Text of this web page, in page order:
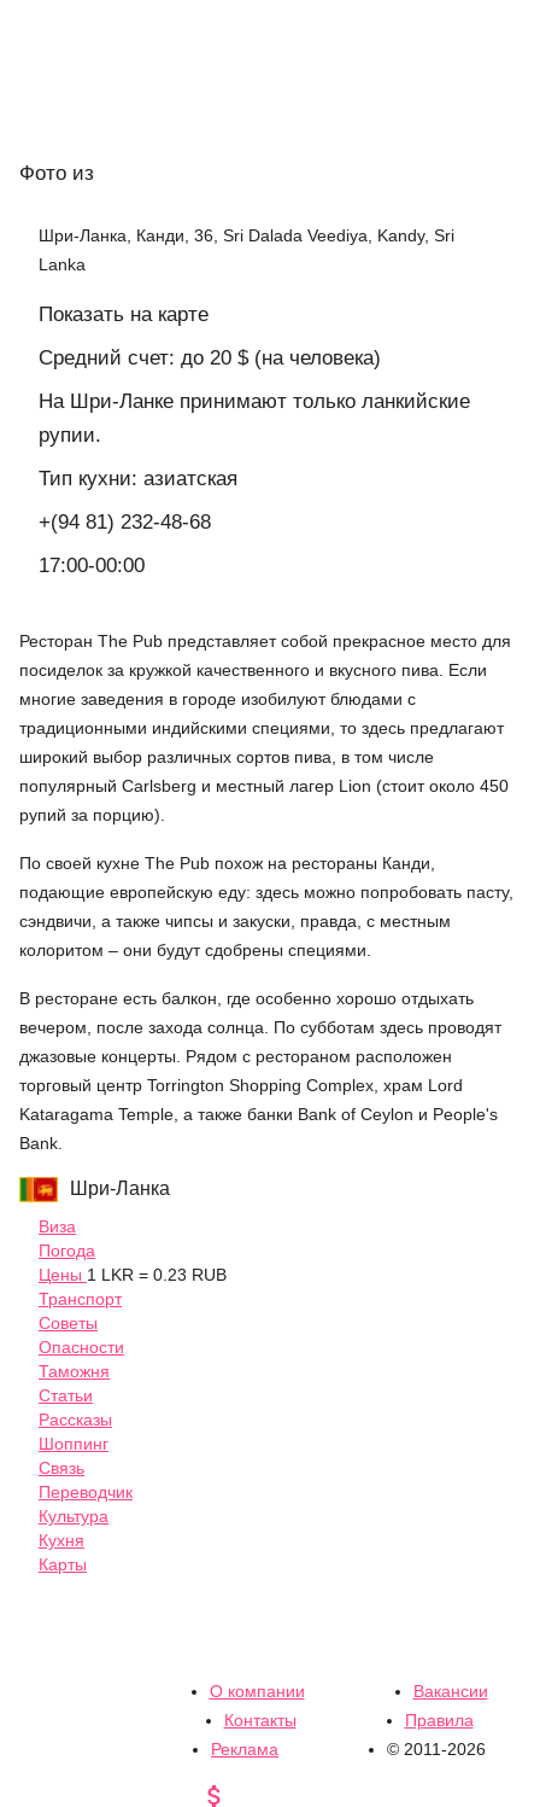
Фото из
Шри-Ланка, Канди, 36, Sri Dalada Veediya, Kandy, Sri
Lanka
Показать на карте
Средний счет: до 20 $ (на человека)
На Шри-Ланке принимают только ланкийские
рупии.
Тип кухни: азиатская
+(94 81) 232-48-68
17:00-00:00
Ресторан The Pub представляет собой прекрасное место для
посиделок за кружкой качественного и вкусного пива. Если
многие заведения в городе изобилуют блюдами с
традиционными индийскими специями, то здесь предлагают
широкий выбор различных сортов пива, в том числе
популярный Carlsberg и местный лагер Lion (стоит около 450
рупий за порцию).
По своей кухне The Pub похож на рестораны Канди,
подающие европейскую еду: здесь можно попробовать пасту,
сэндвичи, а также чипсы и закуски, правда, с местным
колоритом – они будут сдобрены специями.
В ресторане есть балкон, где особенно хорошо отдыхать
вечером, после захода солнца. По субботам здесь проводят
джазовые концерты. Рядом с рестораном расположен
торговый центр Torrington Shopping Complex, храм Lord
Kataragama Temple, а также банки Bank of Ceylon и People's
Bank.
Шри-Ланка
Виза
Погода
Цены 1 LKR = 0.23 RUB
Транспорт
Советы
Опасности
Таможня
Статьи
Рассказы
Шоппинг
Связь
Переводчик
Культура
Кухня
Карты
О компании
Вакансии
Контакты
Правила
Реклама
© 2011-2026
